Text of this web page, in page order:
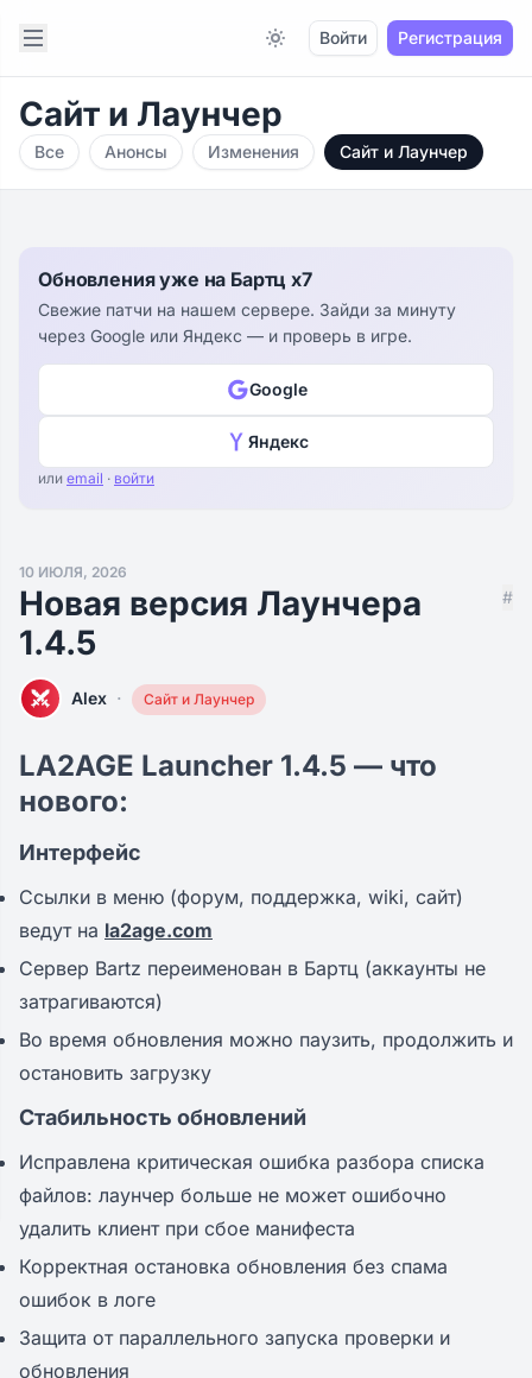
Open sidebar
Switch to light / dark version
Войти Регистрация
Сайт и Лаунчер
Все Анонсы Изменения Сайт и Лаунчер
Обновления уже на Бартц x7
Свежие патчи на нашем сервере. Зайди за минуту
через Google или Яндекс — и проверь в игре.
Google
Яндекс
или email · войти
10 ИЮЛЯ, 2026
Новая версия Лаунчера
1.4.5
#
Alex · Сайт и Лаунчер
LA2AGE Launcher 1.4.5 — что
нового:
Интерфейс
Ссылки в меню (форум, поддержка, wiki, сайт)
ведут на la2age.com
Сервер Bartz переименован в Бартц (аккаунты не
затрагиваются)
Во время обновления можно паузить, продолжить и
остановить загрузку
Стабильность обновлений
Исправлена критическая ошибка разбора списка
файлов: лаунчер больше не может ошибочно
удалить клиент при сбое манифеста
Корректная остановка обновления без спама
ошибок в логе
Защита от параллельного запуска проверки и
обновления